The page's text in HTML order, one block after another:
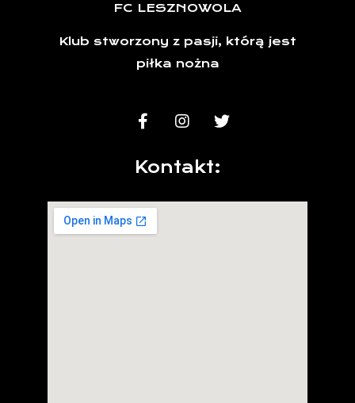
FC LESZNOWOLA
Klub stworzony z pasji, którą jest
piłka nożna
Kontakt: